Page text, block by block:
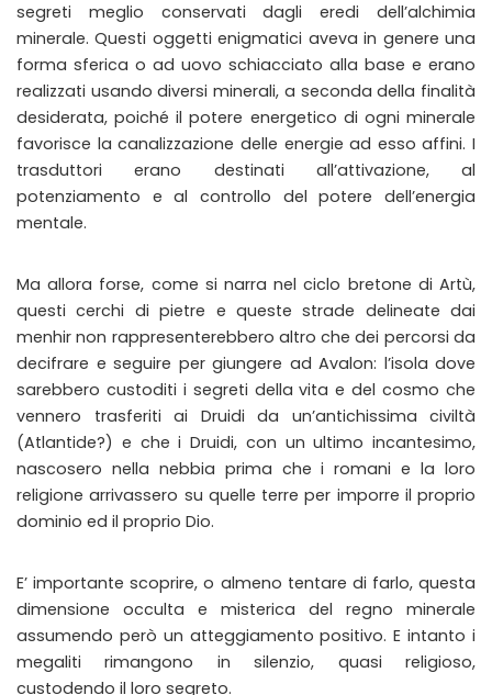
segreti meglio conservati dagli eredi dell’alchimia
minerale. Questi oggetti enigmatici aveva in genere una
forma sferica o ad uovo schiacciato alla base e erano
realizzati usando diversi minerali, a seconda della finalità
desiderata, poiché il potere energetico di ogni minerale
favorisce la canalizzazione delle energie ad esso affini. I
trasduttori erano destinati all’attivazione, al
potenziamento e al controllo del potere dell’energia
mentale.
Ma allora forse, come si narra nel ciclo bretone di Artù,
questi cerchi di pietre e queste strade delineate dai
menhir non rappresenterebbero altro che dei percorsi da
decifrare e seguire per giungere ad Avalon: l’isola dove
sarebbero custoditi i segreti della vita e del cosmo che
vennero trasferiti ai Druidi da un’antichissima civiltà
(Atlantide?) e che i Druidi, con un ultimo incantesimo,
nascosero nella nebbia prima che i romani e la loro
religione arrivassero su quelle terre per imporre il proprio
dominio ed il proprio Dio.
E’ importante scoprire, o almeno tentare di farlo, questa
dimensione occulta e misterica del regno minerale
assumendo però un atteggiamento positivo. E intanto i
megaliti rimangono in silenzio, quasi religioso,
custodendo il loro segreto.